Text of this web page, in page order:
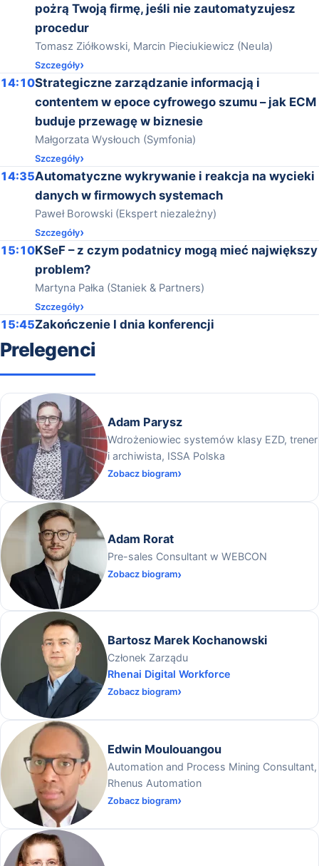
pożrą Twoją firmę, jeśli nie zautomatyzujesz
procedur
Tomasz Ziółkowski, Marcin Pieciukiewicz (Neula)
Szczegóły
14:10Strategiczne zarządzanie informacją i
contentem w epoce cyfrowego szumu – jak ECM
buduje przewagę w biznesie
Małgorzata Wysłouch (Symfonia)
Szczegóły
14:35Automatyczne wykrywanie i reakcja na wycieki
danych w firmowych systemach
Paweł Borowski (Ekspert niezależny)
Szczegóły
15:10KSeF – z czym podatnicy mogą mieć największy
problem?
Martyna Pałka (Staniek & Partners)
Szczegóły
15:45Zakończenie I dnia konferencji
Prelegenci
Adam Parysz
Wdrożeniowiec systemów klasy EZD, trener
i archiwista, ISSA Polska
Zobacz biogram
Adam Rorat
Pre-sales Consultant w WEBCON
Zobacz biogram
Bartosz Marek Kochanowski
Członek Zarządu
Rhenai Digital Workforce
Zobacz biogram
Edwin Moulouangou
Automation and Process Mining Consultant,
Rhenus Automation
Zobacz biogram